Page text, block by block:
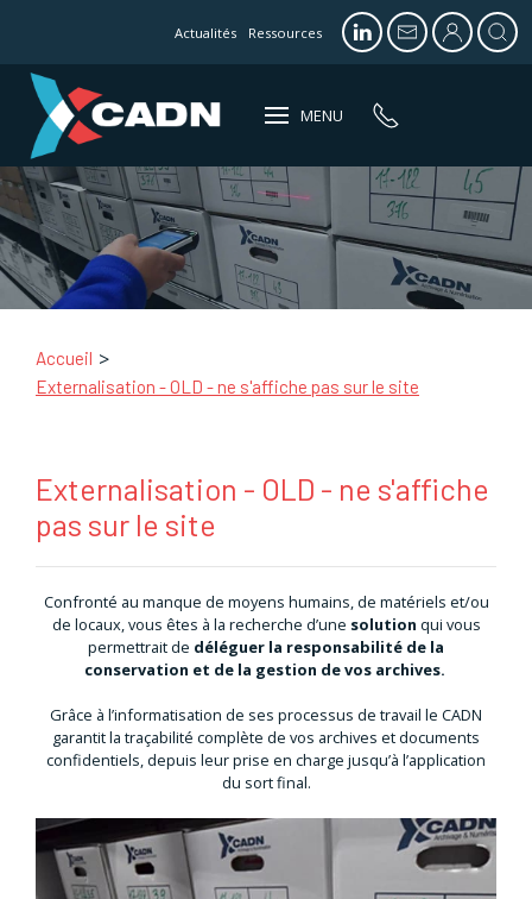
Actualités Ressources
MENU
Accueil
Externalisation - OLD - ne s'affiche pas sur le site
Externalisation - OLD - ne s'affiche
pas sur le site
Confronté au manque de moyens humains, de matériels et/ou
de locaux, vous êtes à la recherche d’une solution qui vous
permettrait de déléguer la responsabilité de la
conservation et de la gestion de vos archives.
Grâce à l’informatisation de ses processus de travail le CADN
garantit la traçabilité complète de vos archives et documents
confidentiels, depuis leur prise en charge jusqu’à l’application
du sort final.